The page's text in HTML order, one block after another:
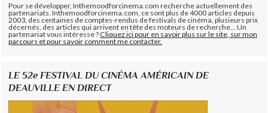
Pour se développer, Inthemoodforcinema.com recherche actuellement des
partenariats. Inthemoodforcinema.com, ce sont plus de 4000 articles depuis
2003, des centaines de comptes-rendus de festivals de cinéma, plusieurs prix
décernés, des articles qui arrivent en tête des moteurs de recherche... Un
partenariat vous intéresse ?Cliquez ici pour en savoir plus sur le site, sur mon
parcours et pour savoir comment me contacter.
LE 52e FESTIVAL DU CINÉMA AMÉRICAIN DE
DEAUVILLE EN DIRECT